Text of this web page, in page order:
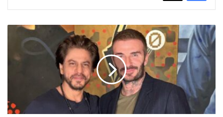
ديفيد
بيكهام
يعيش
أجواء
استثنائية
في
الهند
في
ضيافة